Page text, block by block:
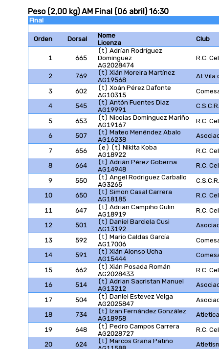
Final
Orden Dorsal
Nome
Licenza
Club
1 665
(t) Adrían Rodríguez
Domínguez
AG2028474
R.C.
2 769
(t) Xián Moreira Martínez
AG19568
At Vila
3 602
(t) Xoán Pérez Dafonte
AG10315
4
545
(t) Antón Fuentes Diaz
AG19991
5 653
(t) Nicolas Dominguez Mariño
AG19167
R.C.
6
507
(t) Mateo Menéndez Abalo
AG16238
7 656
(e) (t) Nikita Koba
AG18922
R.C.
8
664
(t) Adrián Pérez Goberna
AG14948
R.C.
9 550
(t) Angel Rodriguez Carballo
AG3265
10
650
(t) Simon Casal Carrera
AG18185
R.C.
11 647
(t) Adrian Campiho Gulin
AG18919
R.C.
12
501
(t) Daniel Barciela Cusi
AG13192
13 592
(t) Mario Caldas García
AG17006
14
591
(t) Xián Alonso Ucha
AG15444
15 662
(t) Xián Posada Román
AG2028433
R.C.
16
514
(t) Adrian Sacristan Manuel
AG13212
17 504
(t) Daniel Estevez Veiga
AG2025847
18
734
(t) Izan Fernández González
AG18958
19 648
(t) Pedro Campos Carrera
AG2028727
R.C.
20
624
(t) Marcos Graña Patiño
Peso (2,00 kg) AM Final (06 abril) 16:30